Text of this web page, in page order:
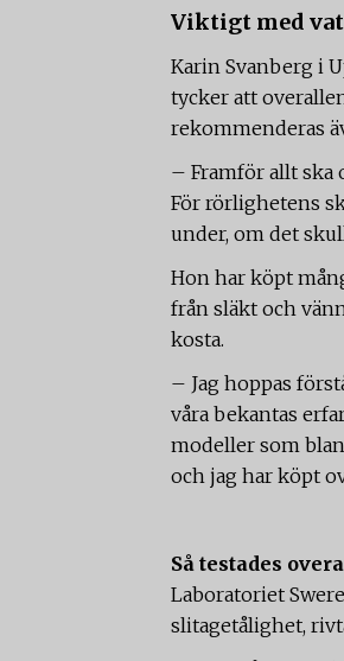
Viktigt med
Karin Svanberg i
tycker att
rekommenderas
– Framför allt ska
För rörlighetens
under, om det
Hon har köpt
från släkt och
kosta.
– Jag hoppas
våra bekantas
modeller som
och jag har köpt
Så testades
Laboratoriet
slitagetålighet,